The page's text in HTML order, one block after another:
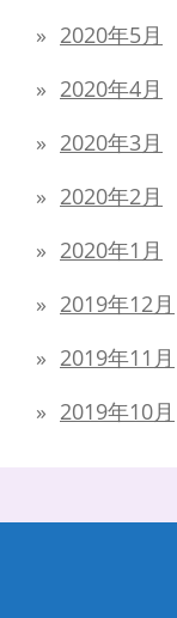
2020年5月
2020年4月
2020年3月
2020年2月
2020年1月
2019年12月
2019年11月
2019年10月